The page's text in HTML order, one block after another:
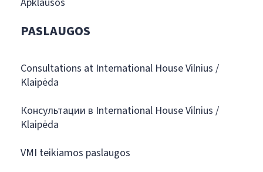
PASLAUGOS
Consultations at International House Vilnius /
Klaipėda
Консультации в International House Vilnius /
Klaipėda
VMI teikiamos paslaugos